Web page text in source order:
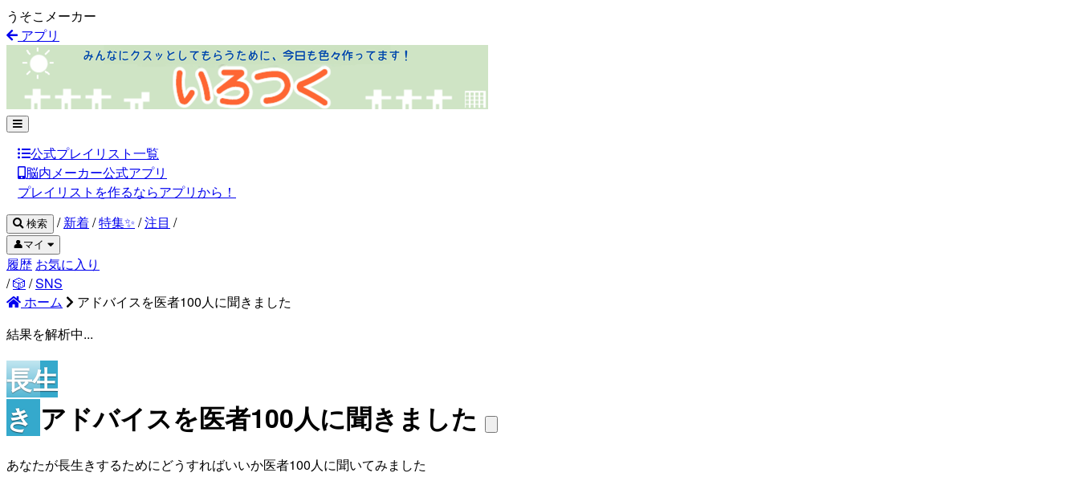
うそこメーカー
アプリ
公式プレイリスト一覧
脳内メーカー公式アプリ
プレイリストを作るならアプリから！
検索 / 新着/特集✨ /注目 /
👤マイ
履歴 お気に入り
/🎲 /SNS
ホーム
アドバイスを医者100人に聞きました
結果を解析中...
長生
き アドバイスを医者100人に聞きました
あなたが長生きするためにどうすればいいか医者100人に聞いてみました